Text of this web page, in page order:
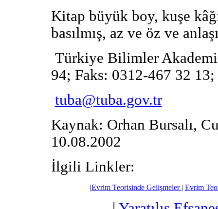
Kitap büyük boy, kuşe
basılmış, az ve öz ve
Türkiye Bilimler
94; Faks: 0312-467 32 13;
tuba@tuba.gov.tr
Kaynak: Orhan Bursalı,
10.08.2002
İlgili Linkler:
|Evrim Teorisinde Gelişmeler | Evrim